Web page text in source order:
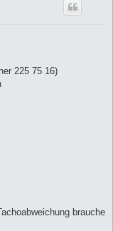
225 75 16)
brauche